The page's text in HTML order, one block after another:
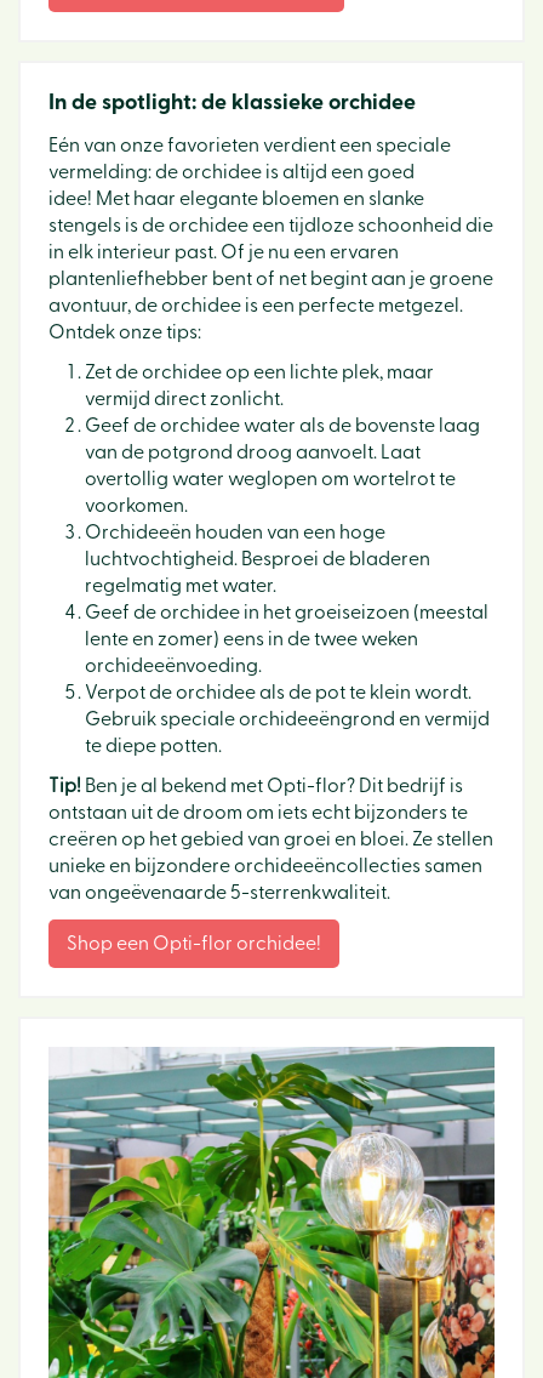
In de spotlight: de klassieke orchidee
Eén van onze favorieten verdient een speciale
vermelding: de orchidee is altijd een goed
idee! Met haar elegante bloemen en slanke
stengels is de orchidee een tijdloze schoonheid die
in elk interieur past. Of je nu een ervaren
plantenliefhebber bent of net begint aan je groene
avontuur, de orchidee is een perfecte metgezel.
Ontdek onze tips:
Zet de orchidee op een lichte plek, maar
vermijd direct zonlicht.
Geef de orchidee water als de bovenste laag
van de potgrond droog aanvoelt. Laat
overtollig water weglopen om wortelrot te
voorkomen.
Orchideeën houden van een hoge
luchtvochtigheid. Besproei de bladeren
regelmatig met water.
Geef de orchidee in het groeiseizoen (meestal
lente en zomer) eens in de twee weken
orchideeënvoeding.
Verpot de orchidee als de pot te klein wordt.
Gebruik speciale orchideeëngrond en vermijd
te diepe potten.
Tip! Ben je al bekend met Opti-flor? Dit bedrijf is
ontstaan uit de droom om iets echt bijzonders te
creëren op het gebied van groei en bloei. Ze stellen
unieke en bijzondere orchideeëncollecties samen
van ongeëvenaarde 5-sterrenkwaliteit.
Shop een Opti-flor orchidee!